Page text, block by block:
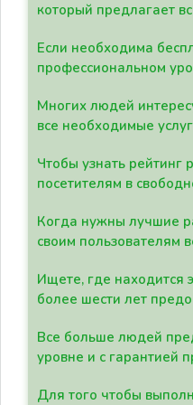
который предлагает
Если необходима
профессиональном
Многих людей
все необходимые
Чтобы узнать рейтинг
посетителям в
Когда нужны лучшие
своим пользователям
Ищете, где находится
более шести лет
Все больше людей
уровне и с гарантией
Для того чтобы